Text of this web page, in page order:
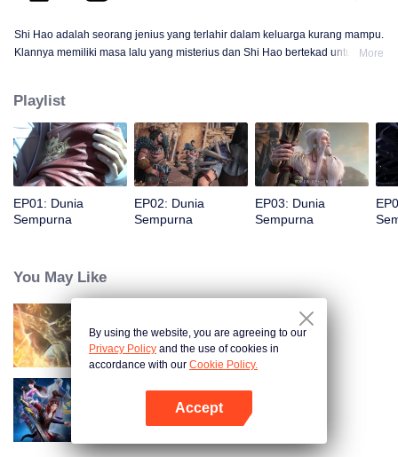
Shi Hao adalah seorang jenius yang terlahir dalam keluarga kurang mampu.
Klannya memiliki masa lalu yang misterius dan Shi Hao bertekad untuk
terlibat dalam perebutan kekuasaan dengan klan lain. Perjalanan kultivasi
Shi Hao membawanya ke negeri-negeri tak dikenal dan menentukan
nasibnya selanjutnya.
More
Playlist
EP01: Dunia
Sempurna
EP02: Dunia
Sempurna
EP03: Dunia
Sempurna
You May Like
Dunia Abadi
Battle Through the Heavens S2
By using the website, you are agreeing to our
Privacy Policy and the use of cookies in
accordance with our Cookie Policy.
Accept